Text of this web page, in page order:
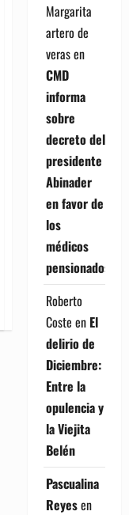
Margarita
artero de
verasen
CMD
informa
sobre
decreto del
presidente
Abinader
en favor de
los
médicos
pensionados
Roberto
Coste en El
delirio de
Diciembre:
Entre la
opulencia y
la Viejita
Belén
Pascualina
Reyesen